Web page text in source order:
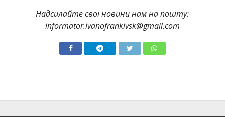
Надсилайте свої новини нам на пошту:
informator.ivanofrankivsk@gmail.com